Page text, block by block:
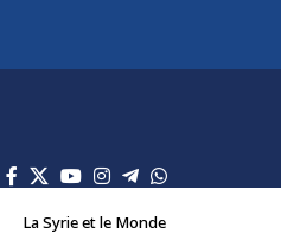
La Syrie et le Monde